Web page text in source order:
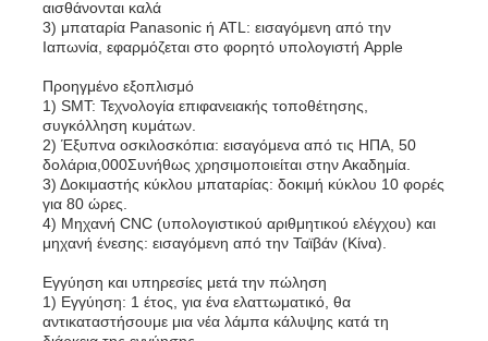
αισθάνονται καλά
3) μπαταρία Panasonic ή ATL: εισαγόμενη από την
Ιαπωνία, εφαρμόζεται στο φορητό υπολογιστή Apple
Προηγμένο εξοπλισμό
1) SMT: Τεχνολογία επιφανειακής τοποθέτησης,
συγκόλληση κυμάτων.
2) Έξυπνα οσκιλοσκόπια: εισαγόμενα από τις ΗΠΑ, 50
δολάρια,000Συνήθως χρησιμοποιείται στην Ακαδημία.
3) Δοκιμαστής κύκλου μπαταρίας: δοκιμή κύκλου 10 φορές
για 80 ώρες.
4) Μηχανή CNC (υπολογιστικού αριθμητικού ελέγχου) και
μηχανή ένεσης: εισαγόμενη από την Ταϊβάν (Κίνα).
Εγγύηση και υπηρεσίες μετά την πώληση
1) Εγγύηση: 1 έτος, για ένα ελαττωματικό, θα
αντικαταστήσουμε μια νέα λάμπα κάλυψης κατά τη